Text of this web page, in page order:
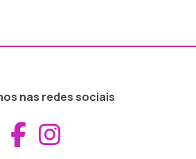
nas redes sociais
Aceder ao